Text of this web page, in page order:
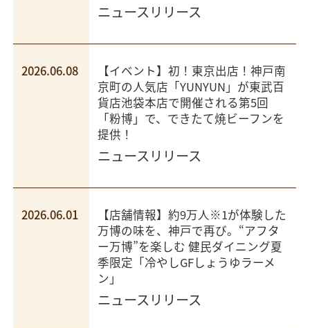
ニュースリリース
2026.06.08
【イベント】初！東京出店！神戸南
京町の人気店「YUNYUN」が東武百
貨店池袋本店で開催される第5回
「粉博」で、できたて焼ビーフンを
提供！
ニュースリリース
2026.06.01
【店舗情報】約9万人※1が体験した
万博の味を、神戸で再び。“アフタ
ー万博”を楽しむ 健民ダイニング夏
季限定「冷やしGFしょうゆラーメ
ン」
ニュースリリース